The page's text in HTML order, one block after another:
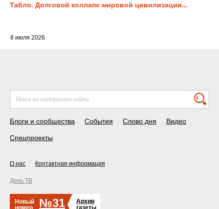
Табло. Долговой коллапс мировой цивилизации...
8 июля 2026
Блоги и сообщества События Слово дня Видео
Спецпроекты
О нас Контактная информация
День ТВ
Новый
номер
№31
Архив
газеты